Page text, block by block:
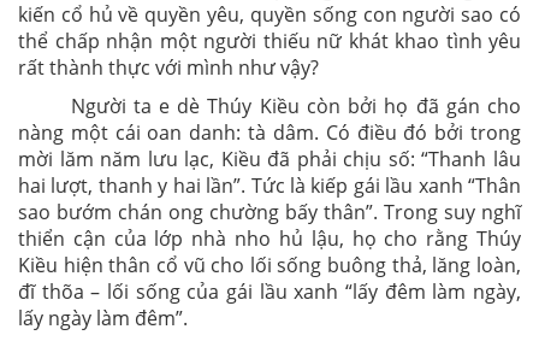
kiến cổ hủ về quyền yêu, quyền sống con người sao có
thể chấp nhận một người thiếu nữ khát khao tình yêu
rất thành thực với mình như vậy?
Người ta e dè Thúy Kiều còn bởi họ đã gán cho
nàng một cái oan danh: tà dâm. Có điều đó bởi trong
mời lăm năm lưu lạc, Kiều đã phải chịu số: “Thanh lâu
hai lượt, thanh y hai lần”. Tức là kiếp gái lầu xanh “Thân
sao bướm chán ong chường bấy thân”. Trong suy nghĩ
thiển cận của lớp nhà nho hủ lậu, họ cho rằng Thúy
Kiều hiện thân cổ vũ cho lối sống buông thả, lăng loàn,
đĩ thõa – lối sống của gái lầu xanh “lấy đêm làm ngày,
lấy ngày làm đêm”.